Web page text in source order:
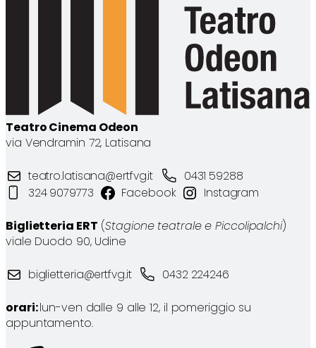
Teatro Cinema Odeon
via Vendramin 72, Latisana
teatro.latisana@ertfvg.it
0431 59288
324 9079773
Facebook Instagram
Biglietteria ERT (Stagione teatrale e Piccolipalchi)
viale Duodo 90, Udine
biglietteria@ertfvg.it 0432 224246
orari:lun-ven dalle 9 alle 12, il pomeriggio su
appuntamento.